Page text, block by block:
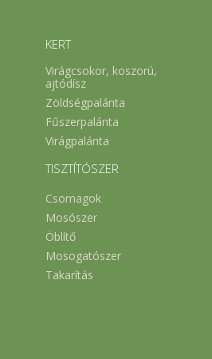
KERT
Virágcsokor, koszorú,
ajtódísz
Zöldségpalánta
Fűszerpalánta
Virágpalánta
TISZTÍTÓSZER
Csomagok
Mosószer
Öblítő
Mosogatószer
Takarítás